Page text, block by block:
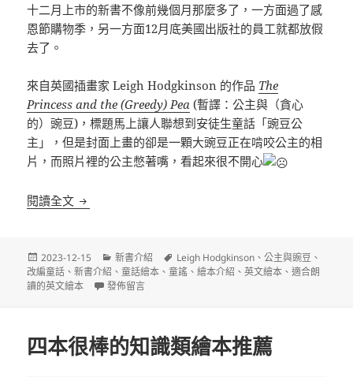
十二月上市的新書不像前幾個月那麼多了，一方面過了感
恩節購物季，另一方面12月底美國出版社的員工就都放假
去了。
來自英國插畫家 Leigh Hodgkinson 的作品 The
Princess and the (Greedy) Pea (暫譯：公主與（貪心
的）豌豆)，標題馬上讓人聯想到安徒生童話「豌豆公
主」，但是封面上畫的卻是一顆大豌豆正在啃咬公主的相
片，而照片裡的公主憋著嘴，看起來很不開心
閱讀全文 12 月新書介紹：公主與（貪心的）豌豆
發
佈
日
2023-12-15
分
類
新書介紹
標
籤
Leigh Hodgkinson 、公主與豌豆 、
改編童話 、新書介紹 、童話繪本 、童謠 、繪本介紹 、英文繪本 、適合朗
讀的英文繪本
在〈12 月新書介紹：公主與（貪心的）豌豆〉
發佈留言
四本很棒的知識類繪本推薦